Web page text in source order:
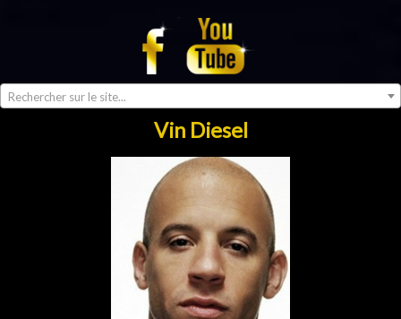
Rechercher sur le site...
Vin Diesel